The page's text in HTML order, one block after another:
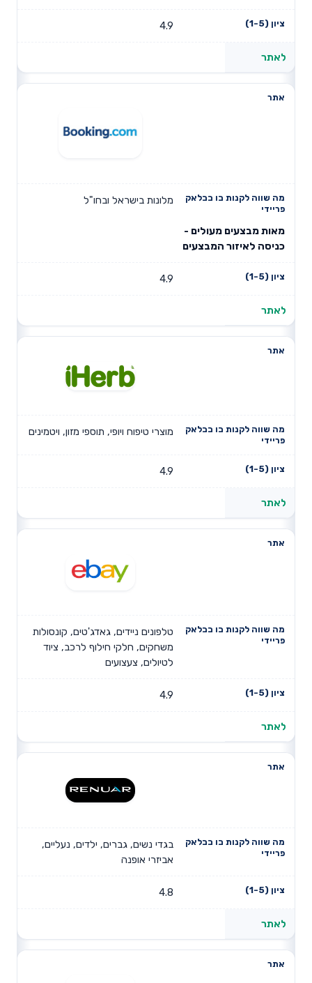
4.9
לאתר
מלונות בישראל ובחו"ל
מאות מבצעים מעולים -
כניסה לאיזור המבצעים
4.9
לאתר
מוצרי טיפוח ויופי, תוספי מזון, ויטמינים
4.9
לאתר
טלפונים ניידים, גאדג'טים, קונסולות
משחקים, חלקי חילוף לרכב, ציוד
לטיולים, צעצועים
4.9
לאתר
בגדי נשים, גברים, ילדים, נעליים,
אביזרי אופנה
4.8
לאתר